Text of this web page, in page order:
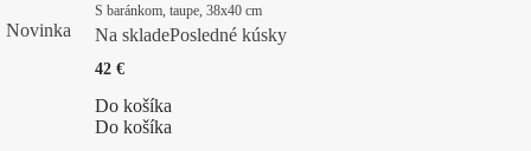
Novinka
S baránkom, taupe, 38x40 cm
Na skladePosledné kúsky
42 €
Do košíka
Do košíka